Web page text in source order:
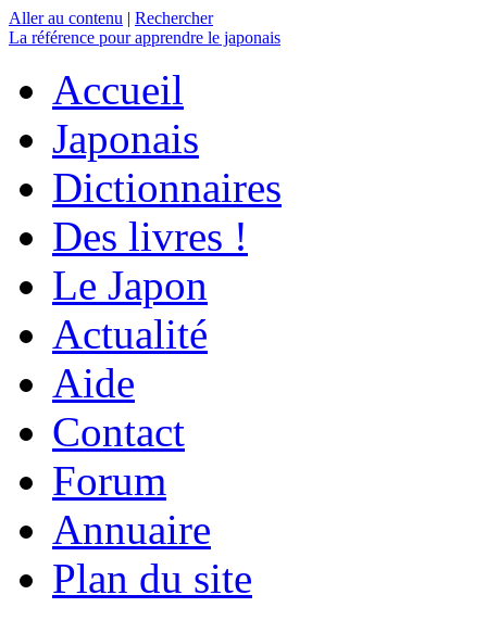
Aller au contenu | Rechercher
La référence pour apprendre le japonais
Accueil
Japonais
Dictionnaires
Des livres !
Le Japon
Actualité
Aide
Contact
Forum
Annuaire
Plan du site